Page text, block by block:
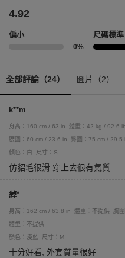
4.92
偏小
0%
尺碼標準
全部評論（24） 圖片（2）
k**m
身高：160 cm / 63 in 體重：42 kg / 92.6
腰圍：60 cm / 23.6 in
臀圍：75 cm / 29.5
顏色：白
尺寸：S
仿貂毛很滑 穿上去很有氣質
綽*
身高：162 cm / 63.8 in 體重：不提供 胸
體型：不提供
顏色：淺藍
尺寸：M
十分好看, 外套質量很好